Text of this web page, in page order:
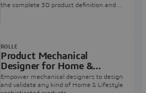
the complete 3D product definition and
Product Mechanical
Designer for Home &
Lifestyle
Empower mechanical designers to design
and validate any kind of Home & Lifestyle
ROLLE